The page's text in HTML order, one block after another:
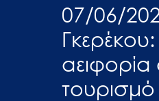
07/06/
αειφορία
τουρισμό